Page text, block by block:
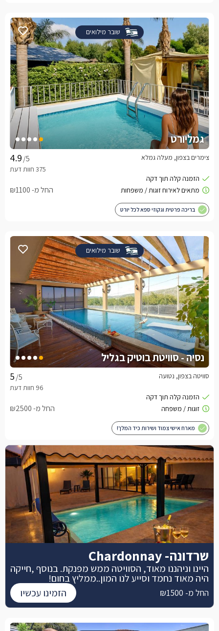
שובר מילואים
גמליורט
/5 צימרים בצפון, מעלה גמלא
החל מ- ₪1100
בריכה פרטית וגקוזי ספא לכל יורט
שובר מילואים
נסיה - סוויטת בוטיק בגליל
/5 סוויטה בצפון, נטועה
החל מ- ₪2500
מארח אישי צמוד ושירות כיד המלך!
שרדונה- Chardonnay
היינו וניהננו מאוד, הסוויטה ממש מפנקת. בנוסף ,חייקה
היה מאוד נחמד וסייע לנו המון..ממליץ בחום!
החל מ- ₪1500 הזמינו עכשיו